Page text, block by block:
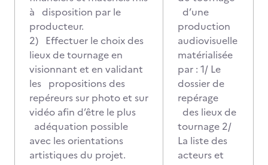
à disposition par le
producteur.
2) Effectuer le choix des
lieux de tournage en
visionnant et en validant
les propositions des
repéreurs sur photo et sur
vidéo afin d’être le plus
adéquation possible
avec les orientations
artistiques du projet.
d’une
production
audiovisuelle
matérialisée
par : 1/ Le
dossier de
repérage
des lieux de
tournage 2/
La liste des
acteurs et